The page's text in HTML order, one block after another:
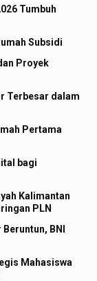
Tumbuh
Subsidi
Proyek
Terbesar dalam
Pertama
bagi
Kalimantan
PLN
BNI
Mahasiswa